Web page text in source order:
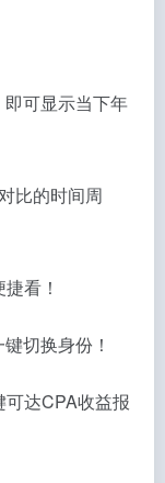
可显示当下年
比的时间周
看！
切换身份！
达CPA收益报